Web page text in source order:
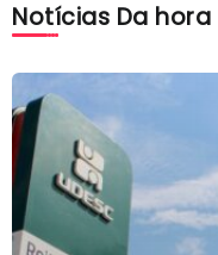
Notícias Da hora